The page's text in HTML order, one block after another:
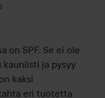
on SPF. Se ei ole
ja pysyy
kaksi
eri tuotetta